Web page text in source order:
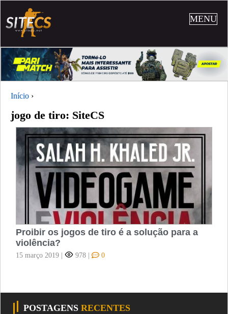
MENU
Início ›
jogo de tiro: SiteCS
Proibir os jogos de tiro é a solução para a
violência?
15 março 2019 | 978 | 0
POSTAGENS RECENTES